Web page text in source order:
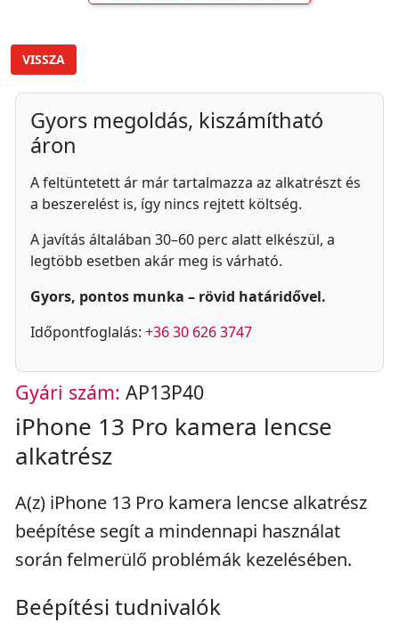
VISSZA
Gyors megoldás, kiszámítható
áron
A feltüntetett ár már tartalmazza az alkatrészt és
a beszerelést is, így nincs rejtett költség.
A javítás általában 30–60 perc alatt elkészül, a
legtöbb esetben akár meg is várható.
Gyors, pontos munka – rövid határidővel.
Időpontfoglalás: +36 30 626 3747
Gyári szám: AP13P40
iPhone 13 Pro kamera lencse
alkatrész
A(z) iPhone 13 Pro kamera lencse alkatrész
beépítése segít a mindennapi használat
során felmerülő problémák kezelésében.
Beépítési tudnivalók